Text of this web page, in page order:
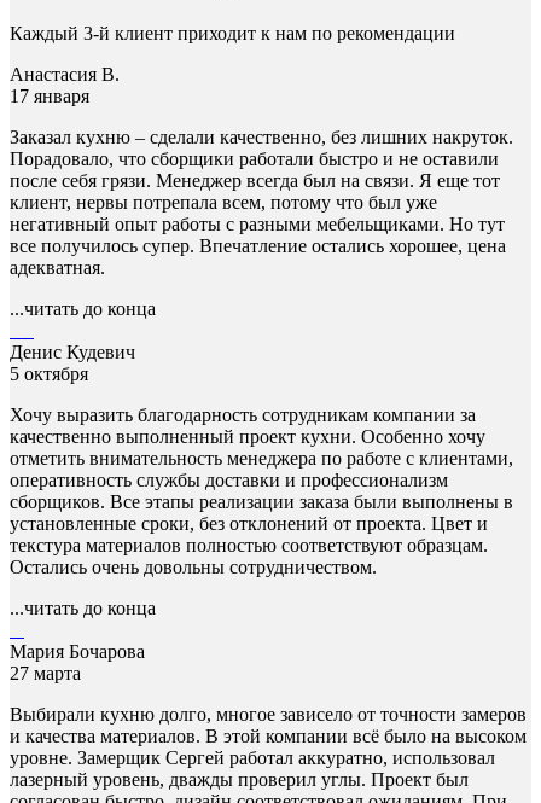
Каждый 3-й клиент приходит к нам по рекомендации
Анастасия В.
17 января
Заказал кухню – сделали качественно, без лишних накруток.
Порадовало, что сборщики работали быстро и не оставили
после себя грязи. Менеджер всегда был на связи. Я еще тот
клиент, нервы потрепала всем, потому что был уже
негативный опыт работы с разными мебельщиками. Но тут
все получилось супер. Впечатление остались хорошее, цена
адекватная.
...читать до конца
Денис Кудевич
5 октября
Хочу выразить благодарность сотрудникам компании за
качественно выполненный проект кухни. Особенно хочу
отметить внимательность менеджера по работе с клиентами,
оперативность службы доставки и профессионализм
сборщиков. Все этапы реализации заказа были выполнены в
установленные сроки, без отклонений от проекта. Цвет и
текстура материалов полностью соответствуют образцам.
Остались очень довольны сотрудничеством.
...читать до конца
Мария Бочарова
27 марта
Выбирали кухню долго, многое зависело от точности замеров
и качества материалов. В этой компании всё было на высоком
уровне. Замерщик Сергей работал аккуратно, использовал
лазерный уровень, дважды проверил углы. Проект был